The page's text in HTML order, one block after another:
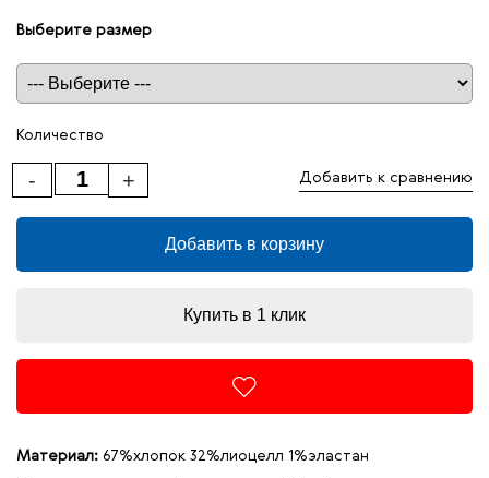
Выберите размер
Таблица размеров
Количество
+
- Добавить к сравнению
Добавить в корзину
Купить в 1 клик
Материал: 67%хлопок 32%лиоцелл 1%эластан